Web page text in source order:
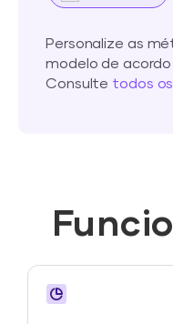
Personalize as
modelo de acordo
Consulte todos